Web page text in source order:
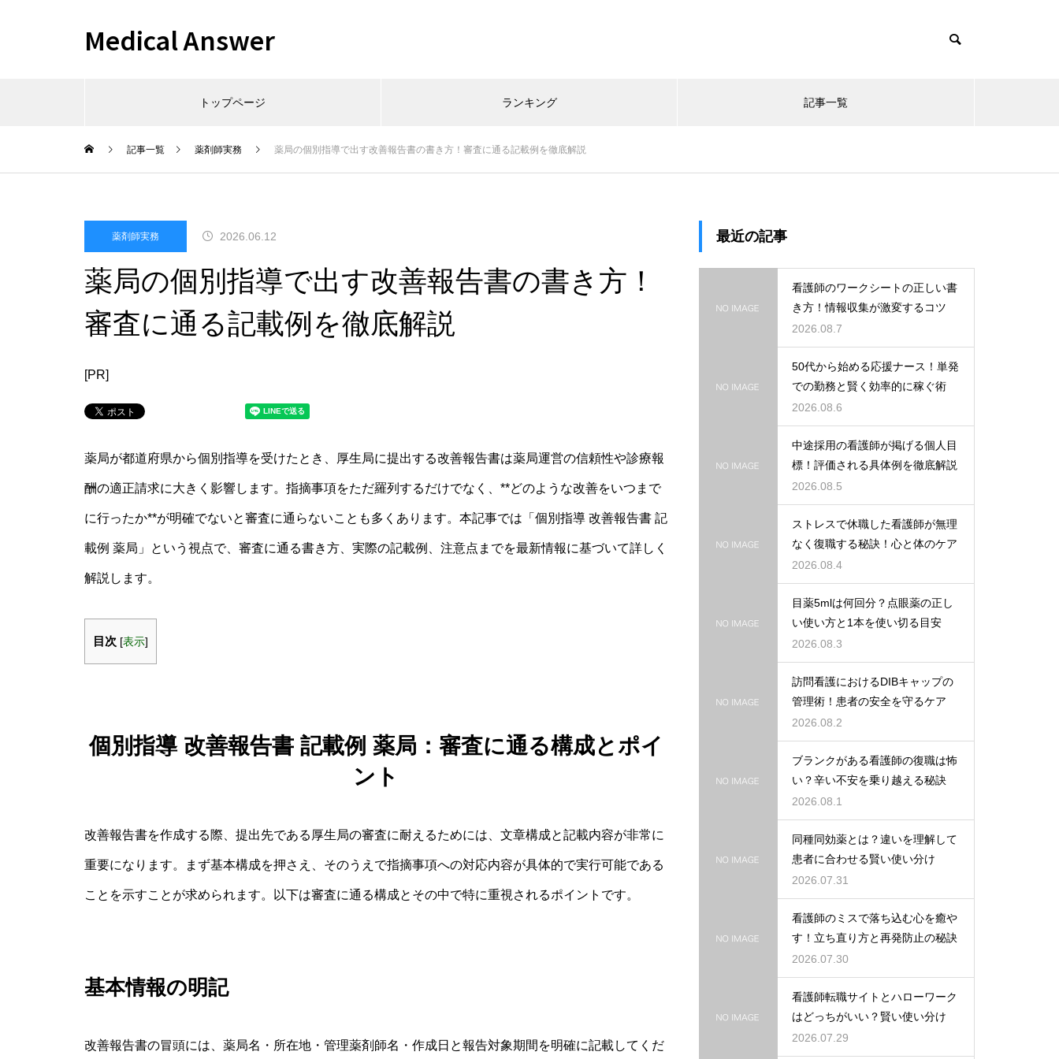
Medical Answer
トップページ ランキング 記事一覧
記事一覧 薬剤師実務 薬局の個別指導で出す改善報告書の書き方！審査に通る記載例を徹底解説
薬剤師実務 2026.06.12
薬局の個別指導で出す改善報告書の書き方！
審査に通る記載例を徹底解説
[PR]
薬局が都道府県から個別指導を受けたとき、厚生局に提出する改善報告書は薬局運営の信頼性や診療報
酬の適正請求に大きく影響します。指摘事項をただ羅列するだけでなく、**どのような改善をいつまで
に行ったか**が明確でないと審査に通らないことも多くあります。本記事では「個別指導 改善報告書 記
載例 薬局」という視点で、審査に通る書き方、実際の記載例、注意点までを最新情報に基づいて詳しく
解説します。
目次 [表示]
個別指導 改善報告書 記載例 薬局：審査に通る構成とポイ
ント
改善報告書を作成する際、提出先である厚生局の審査に耐えるためには、文章構成と記載内容が非常に
重要になります。まず基本構成を押さえ、そのうえで指摘事項への対応内容が具体的で実行可能である
ことを示すことが求められます。以下は審査に通る構成とその中で特に重視されるポイントです。
基本情報の明記
改善報告書の冒頭には、薬局名・所在地・管理薬剤師名・作成日と報告対象期間を明確に記載してくだ
最近の記事
看護師のワークシートの正しい書
き方！情報収集が激変するコツ
2026.08.7
50代から始める応援ナース！単発
での勤務と賢く効率的に稼ぐ術
2026.08.6
中途採用の看護師が掲げる個人目
標！評価される具体例を徹底解説
2026.08.5
ストレスで休職した看護師が無理
なく復職する秘訣！心と体のケア
2026.08.4
目薬5mlは何回分？点眼薬の正し
い使い方と1本を使い切る目安
2026.08.3
訪問看護におけるDIBキャップの
管理術！患者の安全を守るケア
2026.08.2
ブランクがある看護師の復職は怖
い？辛い不安を乗り越える秘訣
2026.08.1
同種同効薬とは？違いを理解して
患者に合わせる賢い使い分け
2026.07.31
看護師のミスで落ち込む心を癒や
す！立ち直り方と再発防止の秘訣
2026.07.30
看護師転職サイトとハローワーク
はどっちがいい？賢い使い分け
2026.07.29